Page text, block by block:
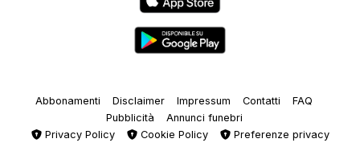
Abbonamenti Disclaimer Impressum Contatti
FAQ
Pubblicità
Annunci funebri
Privacy Policy
Cookie Policy Preferenze privacy